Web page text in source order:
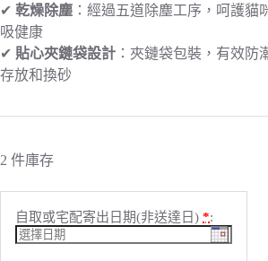
✔ 乾燥除塵 ：經過五道除塵工序，呵護貓
吸健康
✔ 貼心夾鏈袋設計 ：夾鏈袋包裝，有效防
存放和換砂
2 件庫存
自取或宅配寄出日期(非送達日) *: